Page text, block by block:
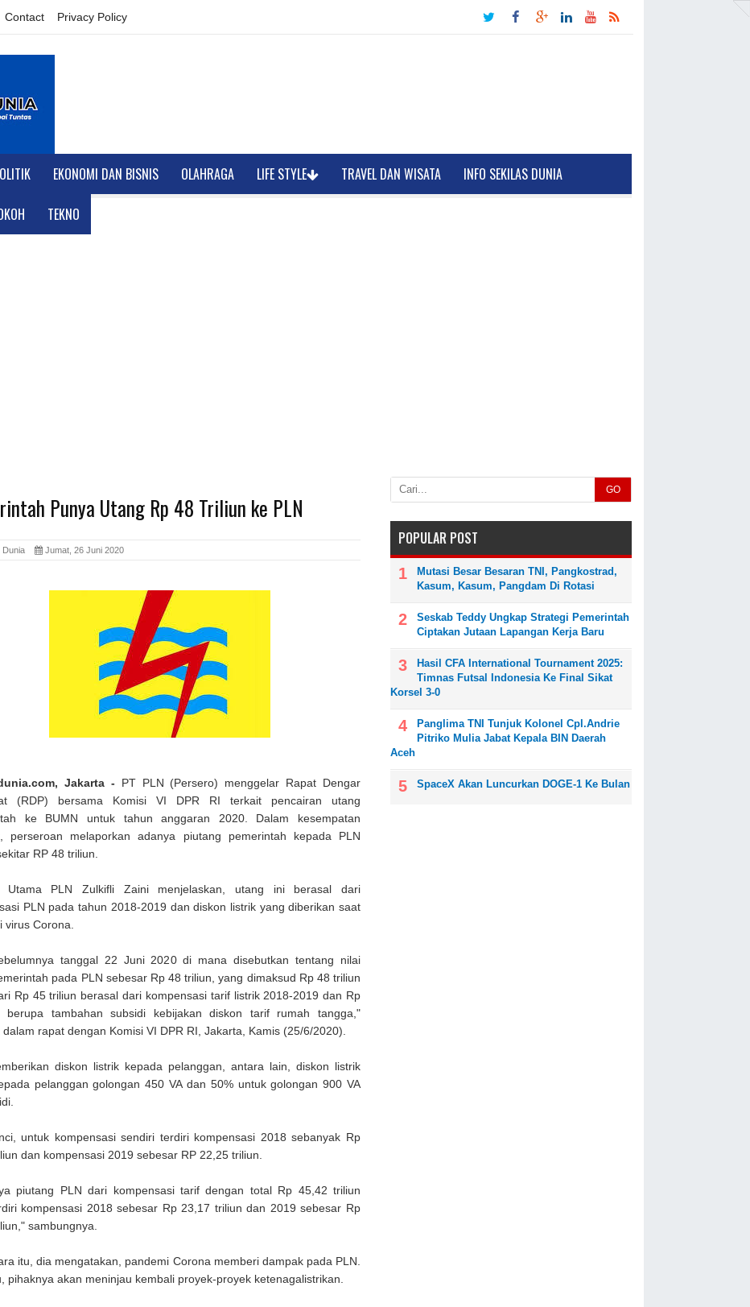
Contact Privacy Policy
EKONOMI DAN BISNIS OLAHRAGA LIFE STYLE TRAVEL DAN WISATA INFO SEKILAS DUNIA
TEKNO
Punya Utang Rp 48 Triliun ke PLN
Dunia Jumat, 26 Juni 2020
Jakarta - PT PLN (Persero) menggelar Rapat Dengar
(RDP) bersama Komisi VI DPR RI terkait pencairan utang
ke BUMN untuk tahun anggaran 2020. Dalam kesempatan
perseroan melaporkan adanya piutang pemerintah kepada PLN
RP 48 triliun.
Utama PLN Zulkifli Zaini menjelaskan, utang ini berasal dari
PLN pada tahun 2018-2019 dan diskon listrik yang diberikan saat
virus Corona.
tanggal 22 Juni 2020 di mana disebutkan tentang nilai
pada PLN sebesar Rp 48 triliun, yang dimaksud Rp 48 triliun
Rp 45 triliun berasal dari kompensasi tarif listrik 2018-2019 dan Rp
berupa tambahan subsidi kebijakan diskon tarif rumah tangga,"
dalam rapat dengan Komisi VI DPR RI, Jakarta, Kamis (25/6/2020).
diskon listrik kepada pelanggan, antara lain, diskon listrik
pelanggan golongan 450 VA dan 50% untuk golongan 900 VA
untuk kompensasi sendiri terdiri kompensasi 2018 sebanyak Rp
dan kompensasi 2019 sebesar RP 22,25 triliun.
piutang PLN dari kompensasi tarif dengan total Rp 45,42 triliun
kompensasi 2018 sebesar Rp 23,17 triliun dan 2019 sebesar Rp
sambungnya.
itu, dia mengatakan, pandemi Corona memberi dampak pada PLN.
pihaknya akan meninjau kembali proyek-proyek ketenagalistrikan.
GO
POPULAR POST
Mutasi Besar Besaran TNI, Pangkostrad,
Kasum, Kasum, Pangdam Di Rotasi
Seskab Teddy Ungkap Strategi Pemerintah
Ciptakan Jutaan Lapangan Kerja Baru
Hasil CFA International Tournament 2025:
Timnas Futsal Indonesia Ke Final Sikat
Korsel 3-0
Panglima TNI Tunjuk Kolonel Cpl.Andrie
Pitriko Mulia Jabat Kepala BIN Daerah
Aceh
SpaceX Akan Luncurkan DOGE-1 Ke Bulan